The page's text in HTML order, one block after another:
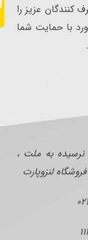
کنندگان عزیز را
با حمایت شما
نرسیده به ملت ،